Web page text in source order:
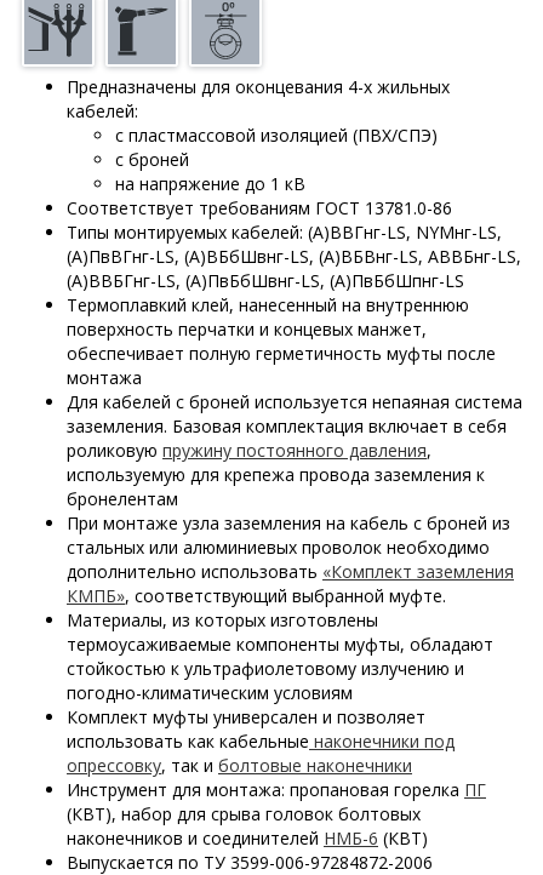
Предназначены для оконцевания 4-х жильных
кабелей:
с пластмассовой изоляцией (ПВХ/СПЭ)
с броней
на напряжение до 1 кВ
Соответствует требованиям ГОСТ 13781.0-86
Типы монтируемых кабелей: (А)ВВГнг-LS, NYMнг-LS,
(А)ПвВГнг-LS, (А)ВБбШвнг-LS, (А)ВБВнг-LS, АВВБнг-LS,
(А)ВВБГнг-LS, (А)ПвБбШвнг-LS, (А)ПвБбШпнг-LS
Термоплавкий клей, нанесенный на внутреннюю
поверхность перчатки и концевых манжет,
обеспечивает полную герметичность муфты после
монтажа
Для кабелей с броней используется непаяная система
заземления. Базовая комплектация включает в себя
роликовую пружину постоянного давления,
используемую для крепежа провода заземления к
бронелентам
При монтаже узла заземления на кабель с броней из
стальных или алюминиевых проволок необходимо
дополнительно использовать «Комплект заземления
КМПБ», соответствующий выбранной муфте.
Материалы, из которых изготовлены
термоусаживаемые компоненты муфты, обладают
стойкостью к ультрафиолетовому излучению и
погодно-климатическим условиям
Комплект муфты универсален и позволяет
использовать как кабельные наконечники под
опрессовку, так и болтовые наконечники
Инструмент для монтажа: пропановая горелка ПГ
(КВТ), набор для срыва головок болтовых
наконечников и соединителей НМБ-6 (КВТ)
Выпускается по ТУ 3599-006-97284872-2006